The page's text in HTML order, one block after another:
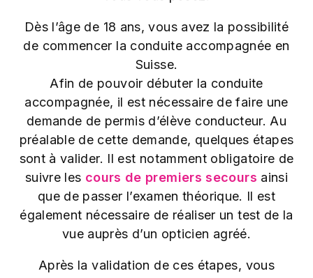
Dès l’âge de 18 ans, vous avez la possibilité
de commencer la conduite accompagnée en
Suisse.
Afin de pouvoir débuter la conduite
accompagnée, il est nécessaire de faire une
demande de permis d’élève conducteur. Au
préalable de cette demande, quelques étapes
sont à valider. Il est notamment obligatoire de
suivre les cours de premiers secours ainsi
que de passer l’examen théorique. Il est
également nécessaire de réaliser un test de la
vue auprès d’un opticien agréé.
Après la validation de ces étapes, vous